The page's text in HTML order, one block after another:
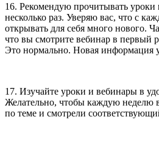
16. Рекомендую прочитывать уроки
несколько раз. Уверяю вас, что с
открывать для себя много нового.
что вы смотрите вебинар в первый
Это нормально. Новая информация
17. Изучайте уроки и вебинары в
Желательно, чтобы каждую неделю
по теме и смотрели